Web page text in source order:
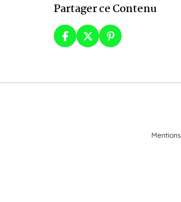
Partager ce Contenu